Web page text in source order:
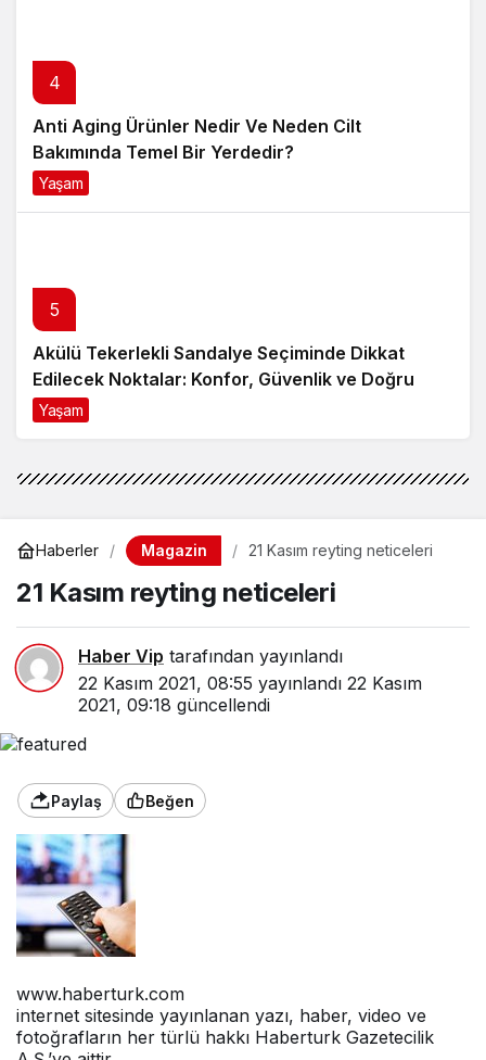
Anti Aging Ürünler Nedir Ve Neden Cilt
Bakımında Temel Bir Yerdedir?
Yaşam 8 ay önce
Akülü Tekerlekli Sandalye Seçiminde Dikkat
Edilecek Noktalar: Konfor, Güvenlik ve Doğru
Model Tercihi
Yaşam 9 ay önce
21 Kasım reyting neticeleri
Haber Viptarafından yayınlandı
2021, 09:18güncellendi
Paylaş
www.haberturk.com
fotoğrafların her türlü hakkı Haberturk Gazetecilik
A.Ş.’ye aittir.
İzin alınmadan, kaynak gösterilerek dahi iktibas